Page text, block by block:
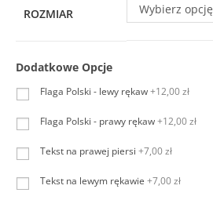
ROZMIAR Wybierz opcję
Dodatkowe Opcje
Flaga Polski - lewy rękaw+12,00 zł
Flaga Polski - prawy rękaw+12,00 zł
Tekst na prawej piersi +7,00 zł
Tekst na lewym rękawie +7,00 zł